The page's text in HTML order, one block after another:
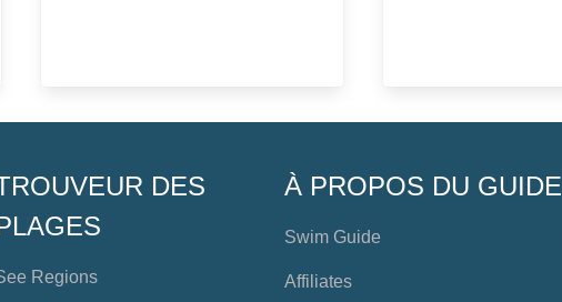
DES
Regions
À PROPOS DU GUIDE
Swim Guide
Affiliates